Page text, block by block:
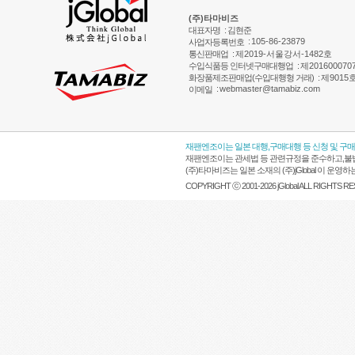
(주)타마비즈
대표자명 : 김현준
사업자등록번호 : 105-86-23879
통신판매업 :제2019-서울강서-1482호
수입식품등 인터넷구매대행업 :제
화장품제조판매업(수입대행형 거래) :제9015
이메일 :webmaster@tamabiz.com
재팬엔조이는 일본 대행,구매대행 등 신청 및 구
재팬엔조이는 관세법 등 관련규정을 준수하고,
(주)타마비즈는 일본 소재의 (주)jGlobal 이 운영
COPYRIGHT ⓒ 2001-2026 jGlobal ALL RIGHTS